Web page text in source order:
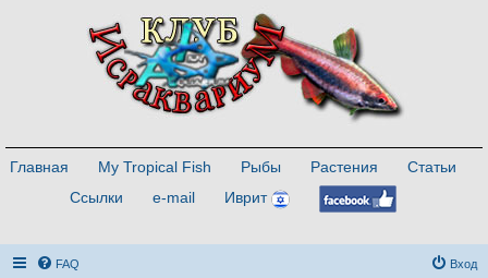
Главная My Tropical Fish Рыбы Растения
Статьи
Ссылки
e-mail Иврит
FAQ Вход